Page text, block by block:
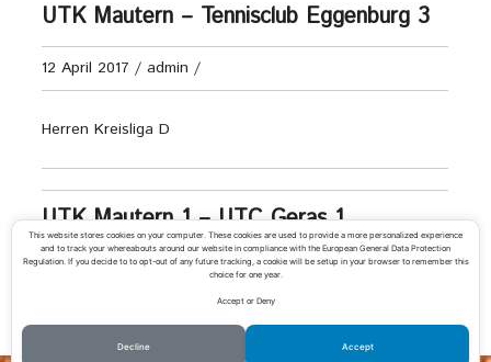
UTK Mautern – Tennisclub Eggenburg 3
12 April 2017 / admin /
Herren Kreisliga D
UTK Mautern 1 – UTC Geras 1
28 Dezember 2016 / admin /
This website stores cookies on your computer. These cookies are used to provide a more personalized experience
and to track your whereabouts around our website in compliance with the European General Data Protection
Regulation. If you decide to to opt-out of any future tracking, a cookie will be setup in your browser to remember this
choice for one year.
Accept or Deny
Decline Accept